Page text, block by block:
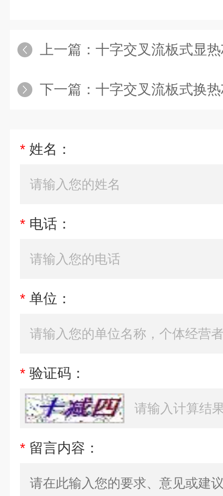
上一篇： 十字交叉流板式显
下一篇： 十字交叉流板式换热
* 姓名：
* 电话：
* 单位：
* 验证码：
* 留言内容：